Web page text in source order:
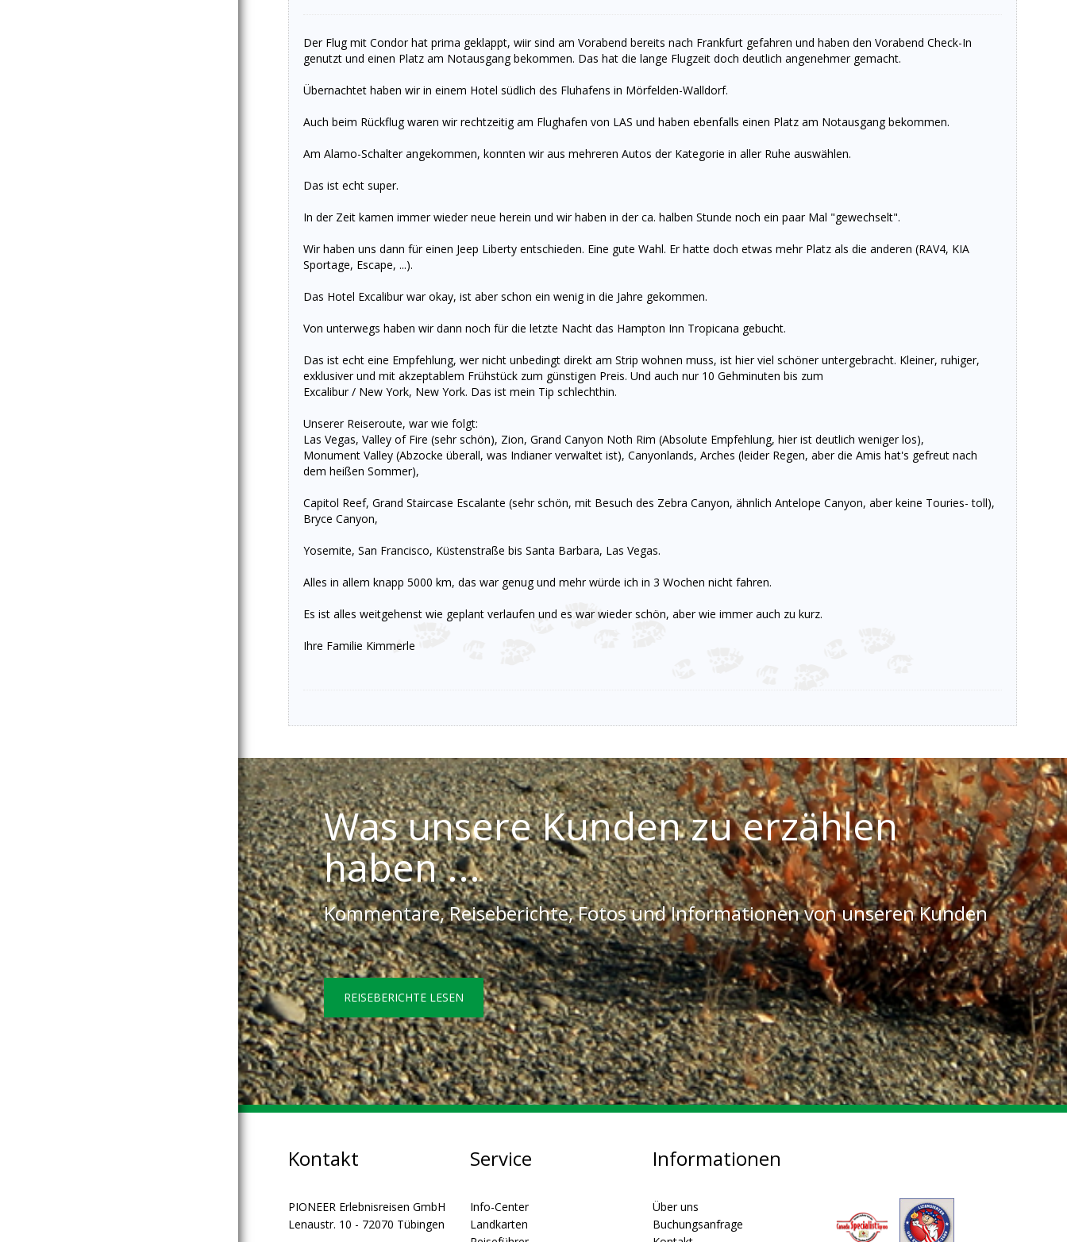
Der Flug mit Condor hat prima geklappt, wiir sind am Vorabend bereits nach Frankfurt gefahren und haben den Vorabend Check-In
genutzt und einen Platz am Notausgang bekommen. Das hat die lange Flugzeit doch deutlich angenehmer gemacht.
Übernachtet haben wir in einem Hotel südlich des Fluhafens in Mörfelden-Walldorf.
Auch beim Rückflug waren wir rechtzeitig am Flughafen von LAS und haben ebenfalls einen Platz am Notausgang bekommen.
Am Alamo-Schalter angekommen, konnten wir aus mehreren Autos der Kategorie in aller Ruhe auswählen.
Das ist echt super.
In der Zeit kamen immer wieder neue herein und wir haben in der ca. halben Stunde noch ein paar Mal "gewechselt".
Wir haben uns dann für einen Jeep Liberty entschieden. Eine gute Wahl. Er hatte doch etwas mehr Platz als die anderen (RAV4, KIA
Sportage, Escape, ...).
Das Hotel Excalibur war okay, ist aber schon ein wenig in die Jahre gekommen.
Von unterwegs haben wir dann noch für die letzte Nacht das Hampton Inn Tropicana gebucht.
Das ist echt eine Empfehlung, wer nicht unbedingt direkt am Strip wohnen muss, ist hier viel schöner untergebracht. Kleiner, ruhiger,
exklusiver und mit akzeptablem Frühstück zum günstigen Preis. Und auch nur 10 Gehminuten bis zum
Excalibur / New York, New York. Das ist mein Tip schlechthin.
Unserer Reiseroute, war wie folgt:
Las Vegas, Valley of Fire (sehr schön), Zion, Grand Canyon Noth Rim (Absolute Empfehlung, hier ist deutlich weniger los),
Monument Valley (Abzocke überall, was Indianer verwaltet ist), Canyonlands, Arches (leider Regen, aber die Amis hat's gefreut nach
dem heißen Sommer),
Capitol Reef, Grand Staircase Escalante (sehr schön, mit Besuch des Zebra Canyon, ähnlich Antelope Canyon, aber keine Touries- toll),
Bryce Canyon,
Yosemite, San Francisco, Küstenstraße bis Santa Barbara, Las Vegas.
Alles in allem knapp 5000 km, das war genug und mehr würde ich in 3 Wochen nicht fahren.
Es ist alles weitgehenst wie geplant verlaufen und es war wieder schön, aber wie immer auch zu kurz.
Ihre Familie Kimmerle
Was unsere Kunden zu erzählen
haben ...
Kommentare, Reiseberichte, Fotos und Informationen von unseren Kunden
REISEBERICHTE LESEN
Kontakt
PIONEER Erlebnisreisen GmbH
Lenaustr. 10 - 72070 Tübingen
Service
Info-Center
Landkarten
Informationen
Über uns
Buchungsanfrage